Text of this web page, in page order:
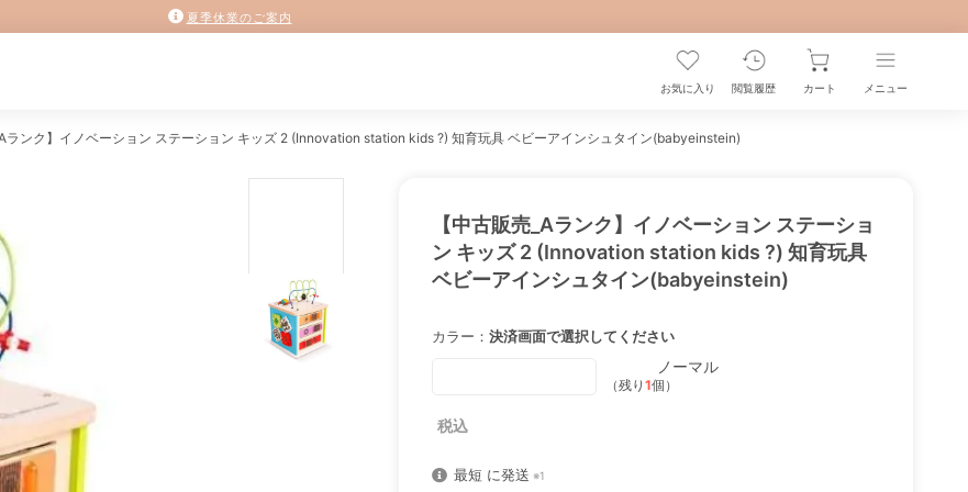
夏季休業のご案内
お気に入り 閲覧履歴 カート メニュー
ランク】イノベーション ステーション キッズ 2 (Innovation station kids ?) 知育玩具 ベビーアインシュタイン(babyeinstein)
【中古販売_Aランク】イノベーション ステーショ
ン キッズ 2 (Innovation station kids ?) 知育玩具
ベビーアインシュタイン(babyeinstein)
カラー： 決済画面で選択してください
ノーマル
（残り 1個）
最短 に発送 ※1